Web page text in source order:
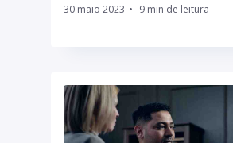
30 maio 2023 •